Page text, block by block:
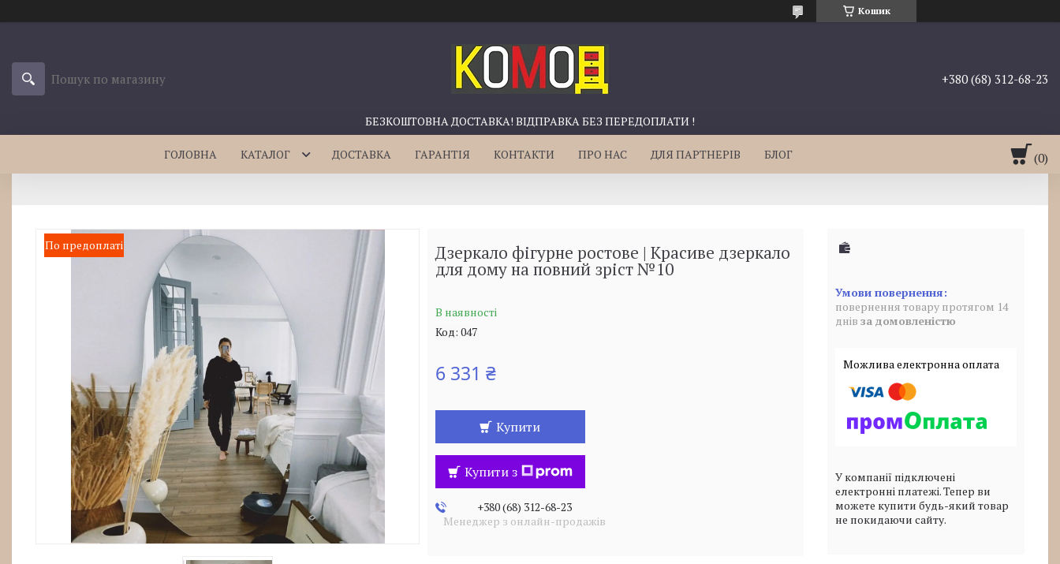
Кошик
БЕЗКОШТОВНА ДОСТАВКА! ВІДПРАВКА БЕЗ ПЕРЕДОПЛАТИ !
+380 (68) 312-68-23
ГОЛОВНА КАТАЛОГ ДОСТАВКА ГАРАНТІЯ КОНТАКТИ ПРО НАС ДЛЯ ПАРТНЕРІВ БЛОГ
По предоплаті Дзеркало фігурне ростове | Красиве дзеркало
для дому на повний зріст №10
В наявності
Код: 047
6 331 ₴
Купити
Купити з
+380 (68) 312-68-23
Менеджер з онлайн-продажів
повернення товару протягом 14
днів за домовленістю
У компанії підключені
електронні платежі. Тепер ви
можете купити будь-який товар
не покидаючи сайту.